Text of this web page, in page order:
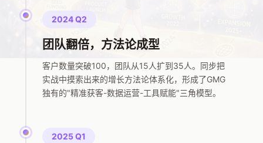
2024 Q2
团队翻倍，方法论成型
客户数量突破100，团队从15人扩到35人。同步把
实战中摸索出来的增长方法论体系化，形成了GMG
独有的"精准获客-数据运营-工具赋能"三角模型。
2025 Q1